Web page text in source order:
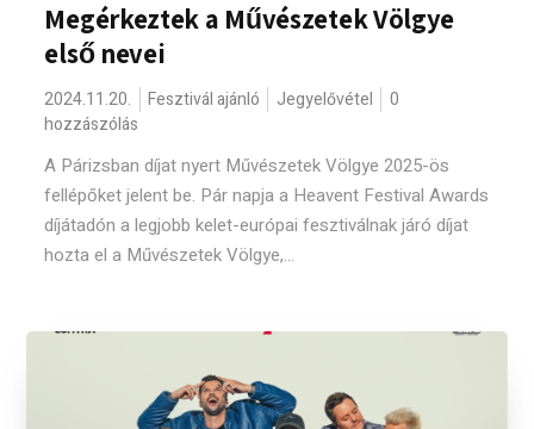
Megérkeztek a Művészetek Völgye
első nevei
2024.11.20. Fesztivál ajánló Jegyelővétel
0
hozzászólás
A Párizsban díjat nyert Művészetek Völgye 2025-ös
fellépőket jelent be. Pár napja a Heavent Festival Awards
díjátadón a legjobb kelet-európai fesztiválnak járó díjat
hozta el a Művészetek Völgye,...